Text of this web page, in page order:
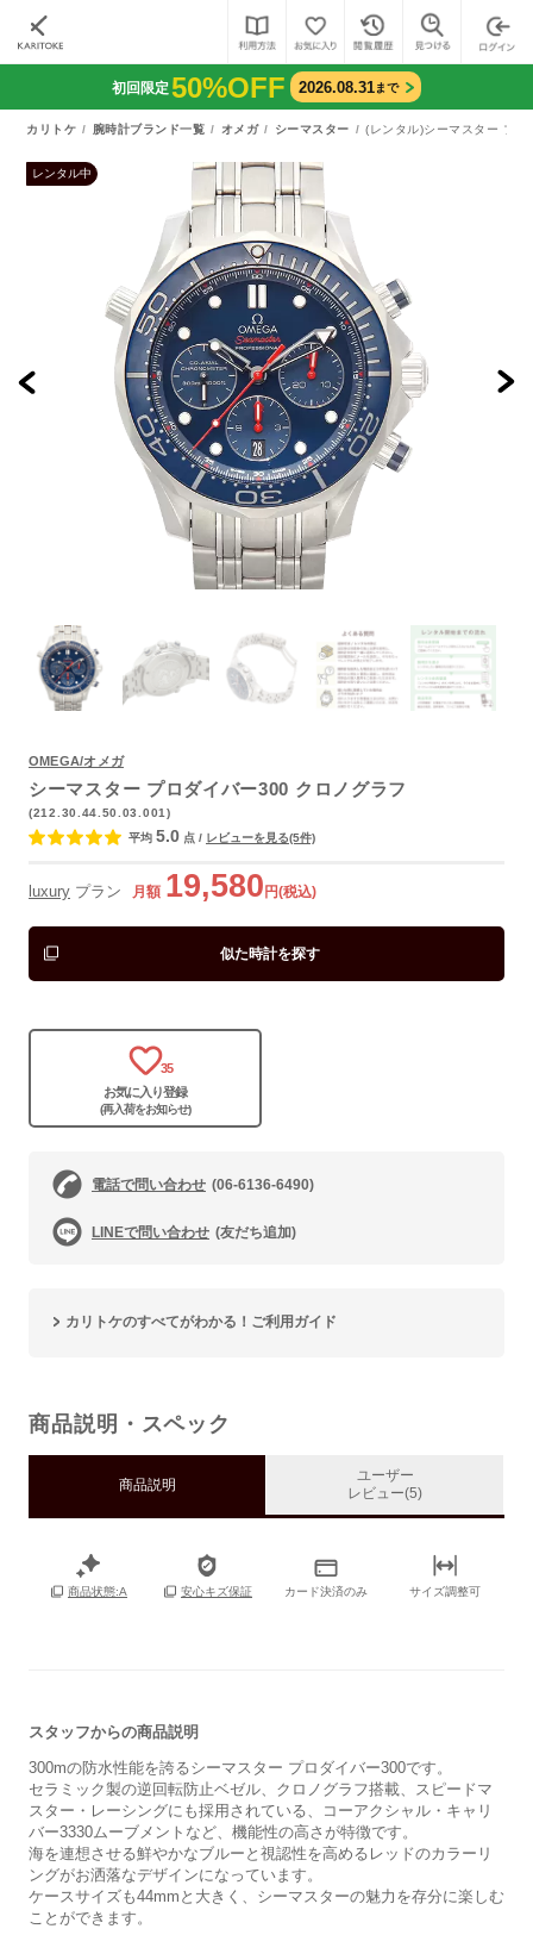
初回限定50%OFF 2026.08.31まで
カリトケ 腕時計ブランド一覧 オメガ シーマスター (レンタル)シーマスター プ
レンタル中
OMEGA/オメガ
シーマスター プロダイバー300 クロノグラフ
(212.30.44.50.03.001)
平均 5.0 点 / レビューを見る(5件)
luxury プラン 月額 19,580 円(税込)
似た時計を探す
35
お気に入り登録
(再入荷をお知らせ)
電話で問い合わせ (06-6136-6490)
LINEで問い合わせ (友だち追加)
カリトケのすべてがわかる！ご利用ガイド
商品説明・スペック
商品説明
ユーザー
レビュー(5)
商品状態:A 安心キズ保証 カード決済のみ サイズ調整可
スタッフからの商品説明
300mの防水性能を誇るシーマスター プロダイバー300です。
セラミック製の逆回転防止ベゼル、クロノグラフ搭載、スピードマ
スター・レーシングにも採用されている、コーアクシャル・キャリ
バー3330ムーブメントなど、機能性の高さが特徴です。
海を連想させる鮮やかなブルーと視認性を高めるレッドのカラーリ
ングがお洒落なデザインになっています。
ケースサイズも44mmと大きく、シーマスターの魅力を存分に楽しむ
ことができます。
よくあるご質問